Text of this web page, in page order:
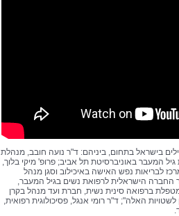
בישראל בתחום, ביניהם: ד"ר נועה חובב, מנהלת
המעבר באוניברסיטת תל אביב; פרופ' מיקי בלוך,
לבריאות נפש האישה באיכילוב וסגן מנהל
החברה הישראלית לרפואת נשים בגיל המעבר,
ברפואה סינית נשית, חברת ועד מנהל בקרן
האלה"; ד"ר רומי אנגל, פסיכולוגית רפואית,